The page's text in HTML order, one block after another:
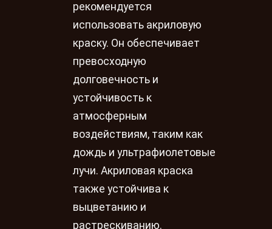
рекомендуется
использовать акриловую
краску. Он обеспечивает
превосходную
долговечность и
устойчивость к
атмосферным
воздействиям, таким как
дождь и ультрафиолетовые
лучи. Акриловая краска
также устойчива к
выцветанию и
растрескиванию.